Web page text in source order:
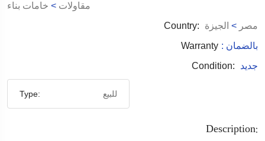
مقاولات > خامات بناء
Country:
مصر > الجيزة
Warranty
: بالضمان
Condition:
جديد
Type: للبيع
Description: